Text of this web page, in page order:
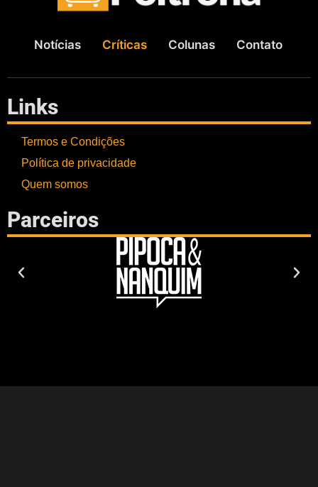
Notícias Críticas Colunas Contato
Links
Termos e Condições
Política de privacidade
Quem somos
Parceiros